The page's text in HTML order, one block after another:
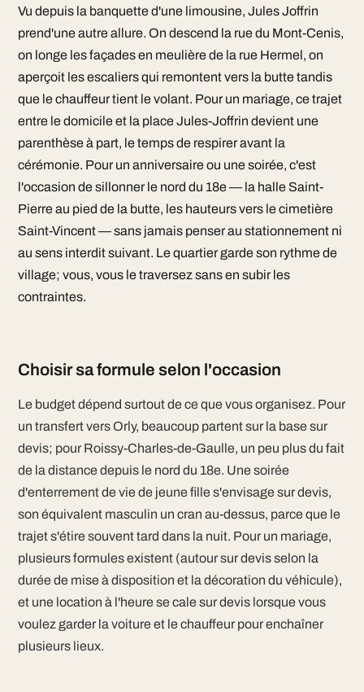
Vu depuis la banquette d'une limousine, Jules Joffrin
prend'une autre allure. On descend la rue du Mont-Cenis,
on longe les façades en meulière de la rue Hermel, on
aperçoit les escaliers qui remontent vers la butte tandis
que le chauffeur tient le volant. Pour un mariage, ce trajet
entre le domicile et la place Jules-Joffrin devient une
parenthèse à part, le temps de respirer avant la
cérémonie. Pour un anniversaire ou une soirée, c'est
l'occasion de sillonner le nord du 18e — la halle Saint-
Pierre au pied de la butte, les hauteurs vers le cimetière
Saint-Vincent — sans jamais penser au stationnement ni
au sens interdit suivant. Le quartier garde son rythme de
village; vous, vous le traversez sans en subir les
contraintes.
Choisir sa formule selon l'occasion
Le budget dépend surtout de ce que vous organisez. Pour
un transfert vers Orly, beaucoup partent sur la base sur
devis; pour Roissy-Charles-de-Gaulle, un peu plus du fait
de la distance depuis le nord du 18e. Une soirée
d'enterrement de vie de jeune fille s'envisage sur devis,
son équivalent masculin un cran au-dessus, parce que le
trajet s'étire souvent tard dans la nuit. Pour un mariage,
plusieurs formules existent (autour sur devis selon la
durée de mise à disposition et la décoration du véhicule),
et une location à l'heure se cale sur devis lorsque vous
voulez garder la voiture et le chauffeur pour enchaîner
plusieurs lieux.